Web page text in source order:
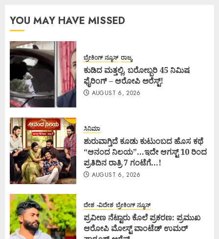
YOU MAY HAVE MISSED
ಬ್ರೇಕಿಂಗ್ ನ್ಯೂಸ್ ರಾಜ್ಯ
ಕುಡಿದ ಮತ್ತಲ್ಲಿ, ಬರೋಬ್ಬರಿ 45 ನಿಮಿಷ
ಫೈರಿಂಗ್ – ಆರೋಪಿ ಅರೆಸ್ಟ್!
AUGUST 6, 2026
ಸಿನಿಮಾ
ಶುರುವಾಗ್ತಿದೆ ಕೂಡು ಕುಟುಂಬದ ಹೊಸ ಕಥೆ
“ಆನಂದ ನಿಲಯ”…ಇದೇ ಆಗಸ್ಟ್ 10 ರಿಂದ
ಪ್ರತಿದಿನ ರಾತ್ರಿ 7 ಗಂಟೆಗೆ…!
AUGUST 6, 2026
ದೇಶ -ವಿದೇಶ ಬ್ರೇಕಿಂಗ್ ನ್ಯೂಸ್
ಪ್ರವೀಣ ನೆಟ್ಟಾರು ಕೊಲೆ ಪ್ರಕರಣ: ಪ್ರಮುಖ
ಆರೋಪಿ ಮೋಸ್ಟ್ ವಾಂಟೆಡ್ ಉಮರ್